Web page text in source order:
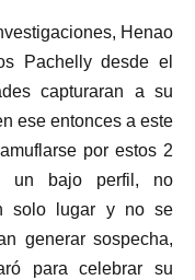
Henao
Pachelly desde el
capturaran a su
ese entonces a este
por estos 2
un bajo perfil, no
solo lugar y no se
generar sospecha,
para celebrar su